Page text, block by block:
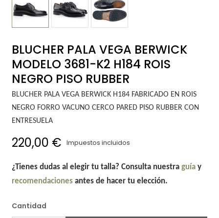
BLUCHER PALA VEGA BERWICK
MODELO 3681-K2 H184 ROIS
NEGRO PISO RUBBER
BLUCHER PALA VEGA BERWICK H184 FABRICADO EN ROIS
NEGRO FORRO VACUNO CERCO PARED PISO RUBBER CON
ENTRESUELA
220,00 € Impuestos incluidos
¿Tienes dudas al elegir tu talla? Consulta nuestra guíay
recomendacionesantes de hacer tu elección.
Cantidad